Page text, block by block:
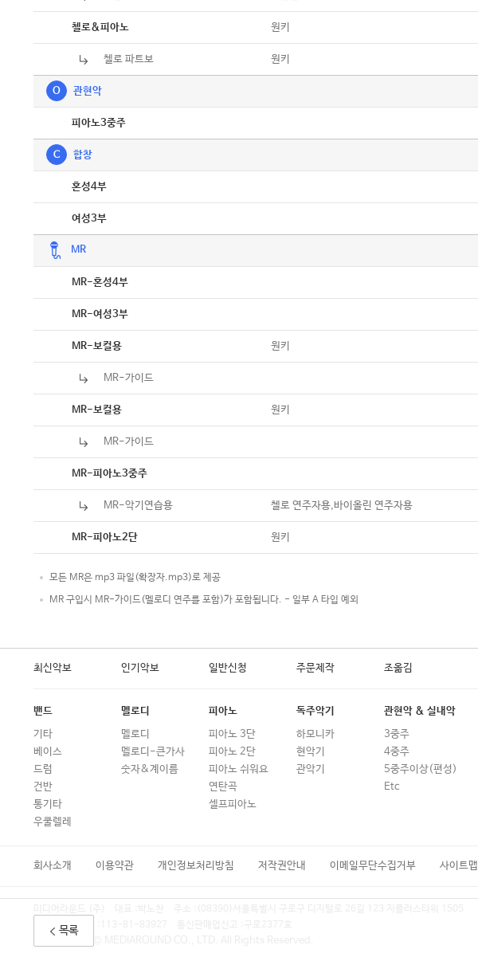
첼로&피아노 원키
첼로 파트보 원키
O 관현악
피아노3중주
C 합창
혼성4부
여성3부
MR
MR-혼성4부
MR-여성3부
MR-보컬용 원키
MR-가이드
MR-보컬용 원키
MR-가이드
MR-피아노3중주
MR-악기연습용 첼로 연주자용,바이올린 연주자용
MR-피아노2단 원키
모든 MR은 mp3 파일(확장자.mp3)로 제공
MR 구입시 MR-가이드(멜로디 연주를 포함)가 포함됩니다. - 일부 A 타입 예외
목록
최신악보 인기악보 일반신청 주문제작 조옮김
밴드
기타
베이스
드럼
건반
통기타
우쿨렐레
멜로디
멜로디
멜로디-큰가사
숫자&계이름
피아노
피아노 3단
피아노 2단
피아노 쉬워요
연탄곡
셀프피아노
독주악기
하모니카
현악기
관악기
관현악 & 실내악
3중주
4중주
5중주이상(편성)
Etc
회사소개 이용약관 개인정보처리방침 저작권안내 이메일무단수집거부 사이트맵
사업자등록번호 :